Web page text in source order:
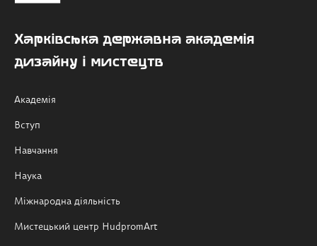
Харківська державна академія
дизайну і мистецтв
Академія
Вступ
Навчання
Наука
Міжнародна діяльність
Мистецький центр HudpromArt